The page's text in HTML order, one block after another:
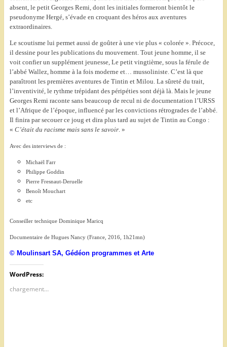
absent, le petit Georges Remi, dont les initiales formeront bientôt le
pseudonyme Hergé, s’évade en croquant des héros aux aventures
extraordinaires.
Le scoutisme lui permet aussi de goûter à une vie plus « colorée ». Précoce,
il dessine pour les publications du mouvement. Tout jeune homme, il se
voit confier un supplément jeunesse, Le petit vingtième, sous la férule de
l’abbé Wallez, homme à la fois moderne et… mussoliniste. C’est là que
paraîtront les premières aventures de Tintin et Milou. La sûreté du trait,
l’inventivité, le rythme trépidant des péripéties sont déjà là. Mais le jeune
Georges Remi raconte sans beaucoup de recul ni de documentation l’URSS
et l’Afrique de l’époque, influencé par les convictions rétrogrades de l’abbé.
Il finira par secouer ce joug et dira plus tard au sujet de Tintin au Congo :
« C’était du racisme mais sans le savoir. »
Avec des interviews de :
Michaël Farr
Philippe Goddin
Pierre Fresnaut-Deruelle
Benoît Mouchart
etc
Conseiller technique Dominique Maricq
Documentaire de Hugues Nancy (France, 2016, 1h21mn)
© Moulinsart SA, Gédéon programmes et Arte
WordPress:
chargement…